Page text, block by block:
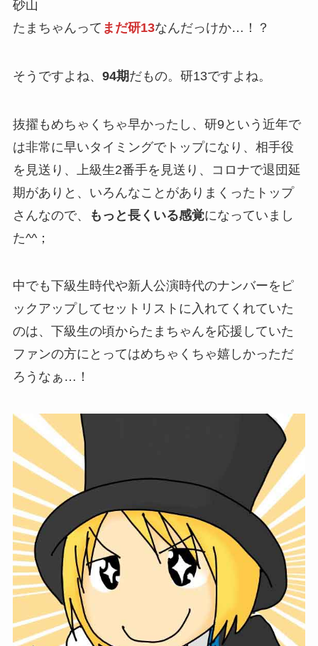
砂山
たまちゃんって まだ研13なんだっけか…！？
そうですよね、 94期だもの。研13ですよね。
抜擢もめちゃくちゃ早かったし、研9という近年で
は非常に早いタイミングでトップになり、相手役
を見送り、上級生2番手を見送り、コロナで退団延
期がありと、いろんなことがありまくったトップ
さんなので、
もっと長くいる感覚になっていまし
た^^；
中でも下級生時代や新人公演時代のナンバーをピ
ックアップしてセットリストに入れてくれていた
のは、下級生の頃からたまちゃんを応援していた
ファンの方にとってはめちゃくちゃ嬉しかっただ
ろうなぁ…！